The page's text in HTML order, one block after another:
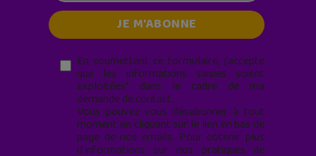
En soumettant ce formulaire, j’accepte
que les informations saisies soient
exploitées* dans le cadre de ma
demande de contact.
Vous pouvez vous désabonner à tout
moment en cliquant sur le lien en bas de
page de nos emails. Pour obtenir plus
d'informations sur nos pratiques de